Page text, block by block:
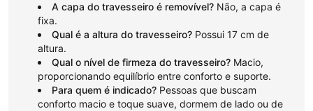
A capa do travesseiro é removível? Não, a capa é
fixa.
Qual é a altura do travesseiro? Possui 17 cm de
altura.
Qual o nível de firmeza do travesseiro? Macio,
proporcionando equilíbrio entre conforto e suporte.
Para quem é indicado? Pessoas que buscam
conforto macio e toque suave, dormem de lado ou de